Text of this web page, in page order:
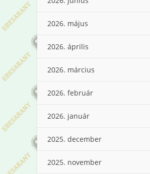
2026. május
2026. április
2026. március
2026. február
2026. január
2025. december
2025. november